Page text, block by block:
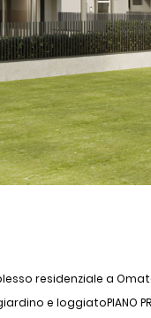
residenziale a
e loggiatoPIANO